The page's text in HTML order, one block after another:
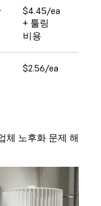
$4.45/ea
+ 툴링
비용
$2.56/ea
체 노후화 문제 해